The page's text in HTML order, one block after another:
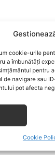
cookie-urile
a îmbunătăți
pentru
de navigare sau
pot afecta
Cookie
locuri din
care